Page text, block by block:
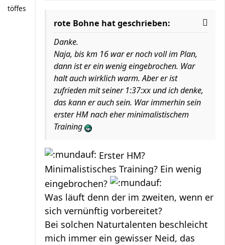
töffes
rote Bohne hat geschrieben:
Danke.
Naja, bis km 16 war er noch voll im Plan,
dann ist er ein wenig eingebrochen. War
halt auch wirklich warm. Aber er ist
zufrieden mit seiner 1:37:xx und ich denke,
das kann er auch sein. War immerhin sein
erster HM nach eher minimalistischem
Training
Erster HM?
Minimalistisches Training? Ein wenig
eingebrochen?
Was läuft denn der im zweiten, wenn er
sich vernünftig vorbereitet?
Bei solchen Naturtalenten beschleicht
mich immer ein gewisser Neid, das